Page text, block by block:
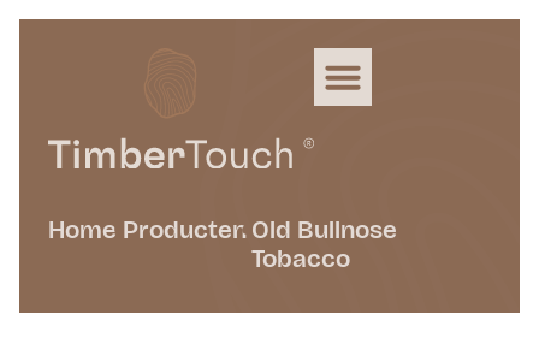
Home ProductenOld Bullnose
Tobacco